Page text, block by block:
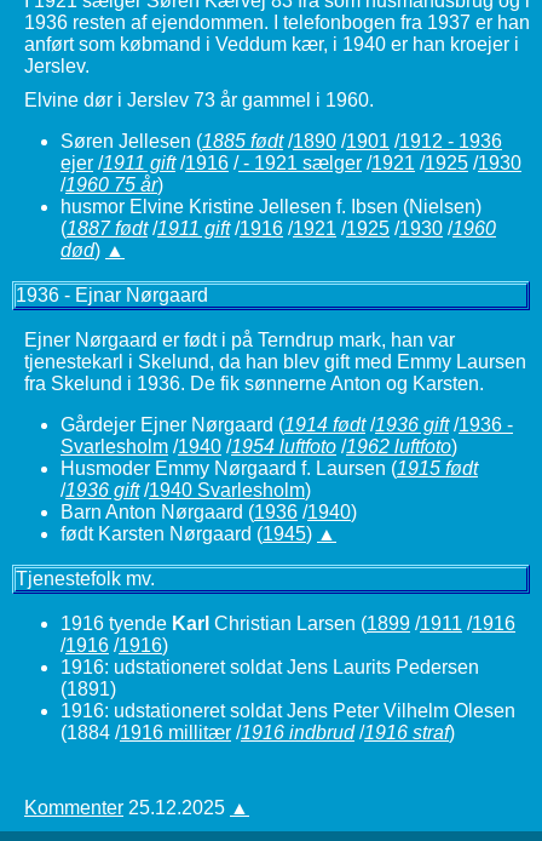
1936 resten af ejendommen. I telefonbogen fra 1937 er han
anført som købmand i Veddum kær, i 1940 er han kroejer i
Jerslev.
Elvine dør i Jerslev 73 år gammel i 1960.
Søren Jellesen (1885 født/1890 /1901 /1912 - 1936
ejer /1911 gift/1916 /- 1921 sælger /1921 /1925 /1930
/1960 75 år)
husmor Elvine Kristine Jellesen f. Ibsen (Nielsen)
(1887 født/1911 gift/1916 /1921 /1925 /1930 /1960
død) ▲
1936 - Ejnar Nørgaard
Ejner Nørgaard er født i på Terndrup mark, han var
tjenestekarl i Skelund, da han blev gift med Emmy Laursen
fra Skelund i 1936. De fik sønnerne Anton og Karsten.
Gårdejer Ejner Nørgaard (1914 født/1936 gift/1936 -
Svarlesholm /1940 /1954 luftfoto /1962 luftfoto)
Husmoder Emmy Nørgaard f. Laursen (1915 født
/1936 gift/1940 Svarlesholm)
Barn Anton Nørgaard (1936 /1940)
født Karsten Nørgaard (1945) ▲
Tjenestefolk mv.
1916 tyende Karl Christian Larsen (1899 /1911 /1916
/1916 /1916)
1916: udstationeret soldat Jens Laurits Pedersen
(1891)
1916: udstationeret soldat Jens Peter Vilhelm Olesen
(1884 /1916 millitær /1916 indbrud/1916 straf)
Kommenter 25.12.2025 ▲